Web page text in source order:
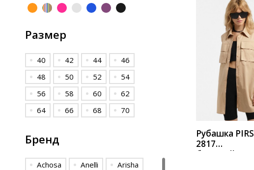
Размер
40 42 44
46
48
50 52
54
56
58 60
62
64
66 68 70
Бренд
Achosa Anelli
Arisha
Рубашка PIRS
2817
бежевый
КУПИТЬ